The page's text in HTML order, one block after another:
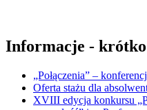
Informacje - krótko
„Połączenia” –
Oferta stażu dla
XVIII edycja konkursu